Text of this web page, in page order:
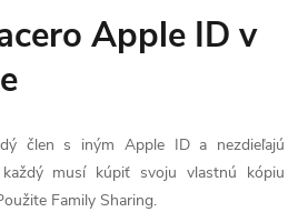
Apple ID v
člen s iným Apple ID a nezdieľajú
musí kúpiť svoju vlastnú kópiu
Family Sharing.